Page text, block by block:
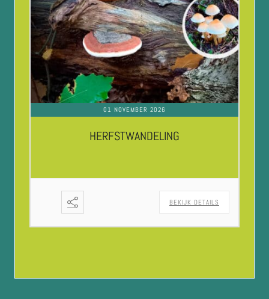
01 NOVEMBER 2026
HERFSTWANDELING
BEKIJK DETAILS